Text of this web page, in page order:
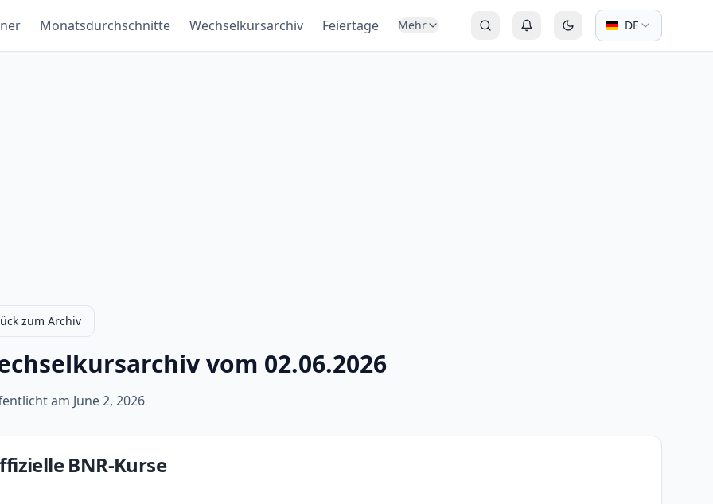
Monatsdurchschnitte Wechselkursarchiv Feiertage Mehr SuchenAnmelden oder Registrieren
Zum dunklen Modus
DE
zum Archiv
vom 02.06.2026
am June 2, 2026
BNR-Kurse